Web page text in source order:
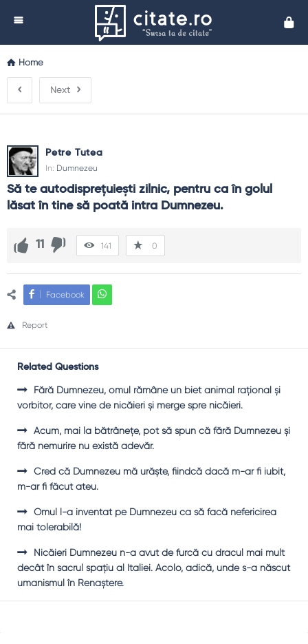
Home
Next
Petre Tutea
In: Dumnezeu
Să te autodispreţuieşti zilnic, pentru ca în golul
lăsat în tine să poată intra Dumnezeu.
11 141 0
Facebook
Report
Related Questions
Fără Dumnezeu, omul rămâne un biet animal raţional şi
vorbitor, care vine de nicăieri şi merge spre nicăieri.
Acum, mai la bătrâneţe, pot să spun că fără Dumnezeu şi
fără nemurire nu există adevăr.
Cred că Dumnezeu mă urăşte, fiindcă dacă m-ar fi iubit,
m-ar fi făcut ateu.
Omul l-a inventat pe Dumnezeu ca să facă nefericirea
mai tolerabilă!
Nicăieri Dumnezeu n-a avut de furcă cu dracul mai mult
decât în sacrul spaţiu al Italiei. Acolo, adică, unde s-a născut
umanismul în Renaştere.